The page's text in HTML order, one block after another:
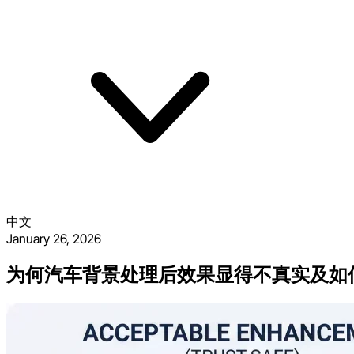
中文
January 26, 2026
为何汽车背景处理后效果显得不真实及如